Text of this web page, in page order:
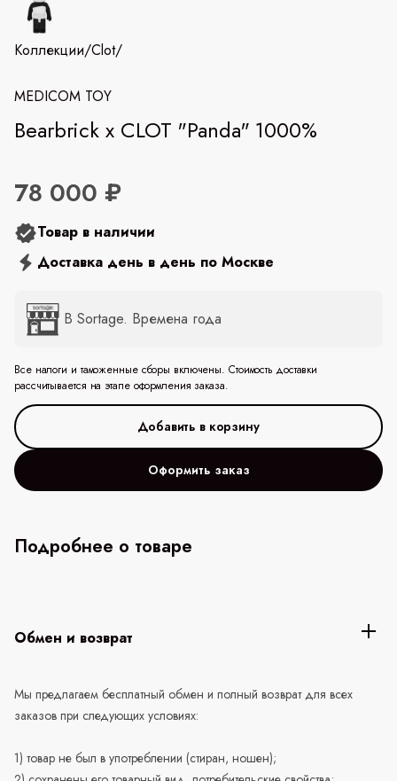
Коллекции/Clot/
MEDICOM TOY
Bearbrick x CLOT "Panda" 1000%
78 000 ₽
Товар в наличии
Доставка день в день по Москве
В Sortage. Времена года
Все налоги и таможенные сборы включены. Стоимость доставки
рассчитывается на этапе оформления заказа.
Оформить заказ
Подробнее о товаре
Обмен и возврат
Мы предлагаем бесплатный обмен и полный возврат для всех
заказов при следующих условиях:
1) товар не был в употреблении (стиран, ношен);